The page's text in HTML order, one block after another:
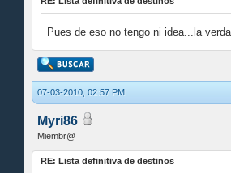
Pues de eso no tengo ni idea...la
07-03-2010, 02:57 PM
Myri86
Miembr@
RE: Lista definitiva de destinos